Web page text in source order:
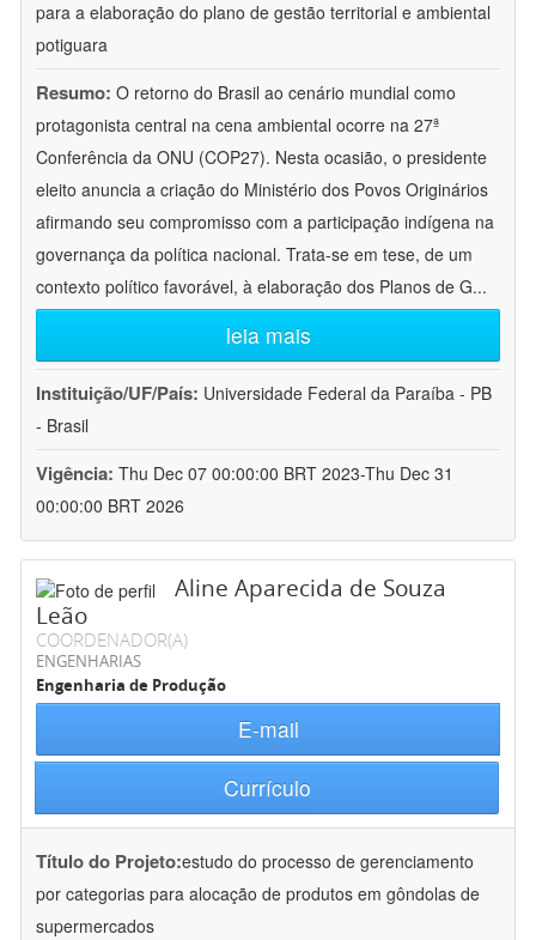
para a elaboração do plano de gestão territorial e ambiental
potiguara
Resumo: O retorno do Brasil ao cenário mundial como
protagonista central na cena ambiental ocorre na 27ª
Conferência da ONU (COP27). Nesta ocasião, o presidente
eleito anuncia a criação do Ministério dos Povos Originários
afirmando seu compromisso com a participação indígena na
governança da política nacional. Trata-se em tese, de um
contexto político favorável, à elaboração dos Planos de G...
leia mais
Instituição/UF/País: Universidade Federal da Paraíba - PB
- Brasil
Vigência: Thu Dec 07 00:00:00 BRT 2023-Thu Dec 31
00:00:00 BRT 2026
Aline Aparecida de Souza
Leão
COORDENADOR(A)
ENGENHARIAS
Engenharia de Produção
E-mail
Currículo
Título do Projeto:estudo do processo de gerenciamento
por categorias para alocação de produtos em gôndolas de
supermercados